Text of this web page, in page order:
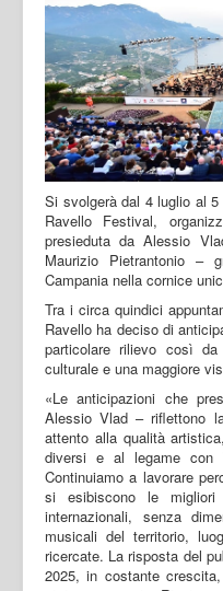
Si svolgerà dal 4 luglio al
Ravello Festival,
presieduta da Alessio
Maurizio Pietrantonio –
Campania nella cornice
Tra i circa quindici
Ravello ha deciso di
particolare rilievo così
culturale e una maggiore
«Le anticipazioni che
Alessio Vlad – riflettono
attento alla qualità
diversi e al legame con
Continuiamo a lavorare
si esibiscono le
internazionali, senza
musicali del territorio,
ricercate. La risposta del
2025, in costante